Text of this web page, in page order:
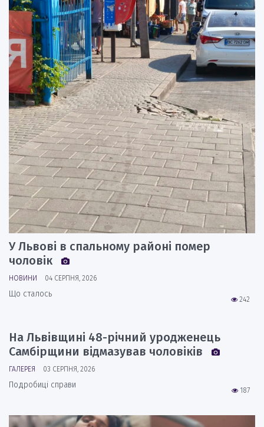
У Львові в спальному районі помер
чоловік
НОВИНИ 04 СЕРПНЯ, 2026
242
Що сталось
На Львівщині 48-річний уродженець
Самбірщини відмазував чоловіків
ГАЛЕРЕЯ 03 СЕРПНЯ, 2026
187
Подробиці справи